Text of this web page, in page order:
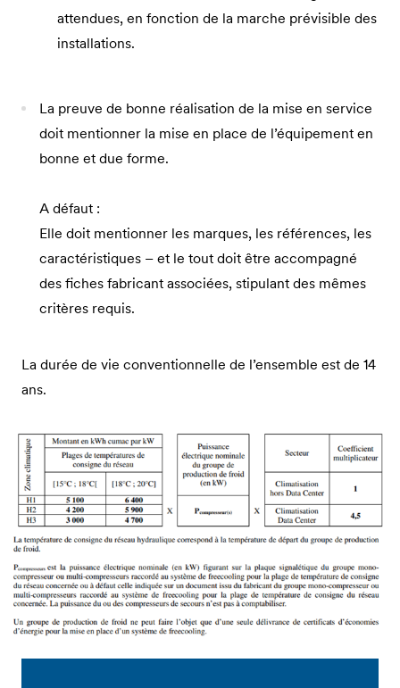
attendues, en fonction de la marche prévisible des
installations.
La preuve de bonne réalisation de la mise en service
doit mentionner la mise en place de l’équipement en
bonne et due forme.
A défaut :
Elle doit mentionner les marques, les références, les
caractéristiques – et le tout doit être accompagné
des fiches fabricant associées, stipulant des mêmes
critères requis.
La durée de vie conventionnelle de l’ensemble est de 14
ans.